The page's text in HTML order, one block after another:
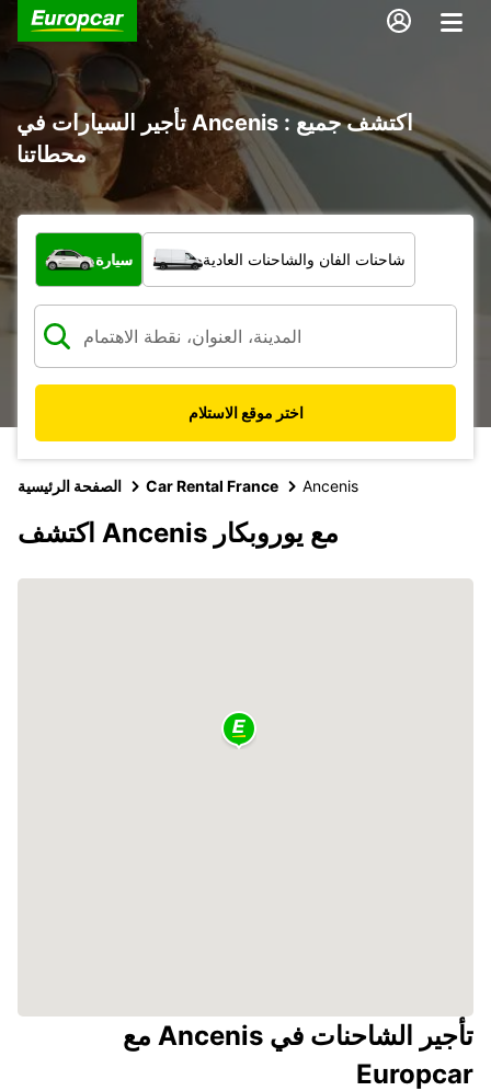
تأجير السيارات في Ancenis : اكتشف جميع
محطاتنا
ما نوع المركبة؟
سيارة شاحنات الفان والشاحنات العادية
اختر موقع الاستلام
الصفحة الرئيسية Car Rental France Ancenis
اكتشف Ancenis مع يوروبكار
تأجير الشاحنات في Ancenis مع
Europcar